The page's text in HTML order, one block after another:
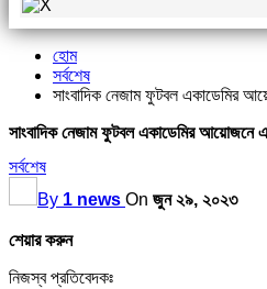
হোম
সর্বশেষ
সাংবাদিক নেজাম ফুটবল একাডেমির
সাংবাদিক নেজাম ফুটবল একাডেমির আয়োজনে
সর্বশেষ
By 1 news On জুন ২৯, ২০২৩
শেয়ার করুন
নিজস্ব প্রতিবেদকঃ